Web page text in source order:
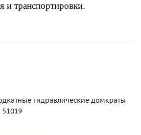
и транспортировки.
гидравлические домкраты
51019